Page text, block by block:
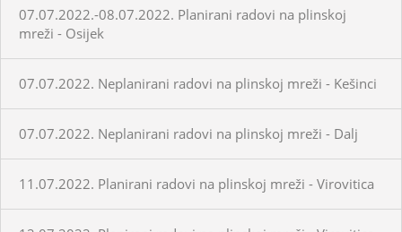
07.07.2022.-08.07.2022. Planirani radovi na plinskoj
mreži - Osijek
07.07.2022. Neplanirani radovi na plinskoj mreži - Kešinci
07.07.2022. Neplanirani radovi na plinskoj mreži - Dalj
11.07.2022. Planirani radovi na plinskoj mreži - Virovitica